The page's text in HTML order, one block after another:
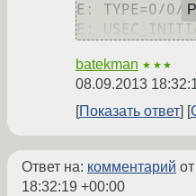
E: TYPE=0/0/0
E:
batekman ★★★
08.09.2013
Показать ответ
Ответ на: комментарий
18:32:19 +00:00